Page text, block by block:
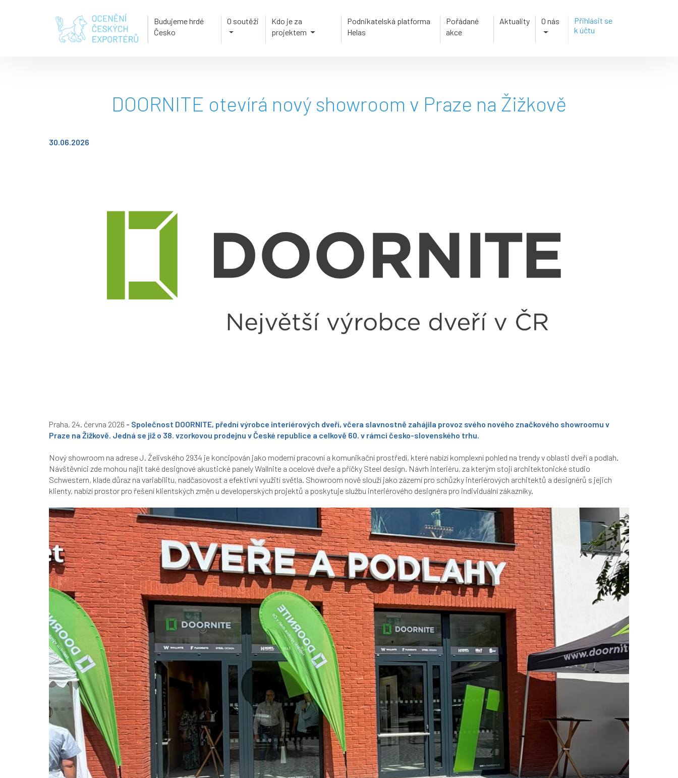
Budujeme hrdé
Česko
O soutěži
Kdo je za
projektem
Podnikatelská platforma
Helas
Pořádané
akce
Aktuality O nás
Přihlásit se
k účtu
DOORNITE otevírá nový showroom v Praze na Žižkově
30.06.2026
Praha, 24. června 2026 - Společnost DOORNITE, přední výrobce interiérových dveří, včera slavnostně zahájila provoz svého nového značkového showroomu v
Praze na Žižkově. Jedná se již o 38. vzorkovou prodejnu v České republice a celkově 60. v rámci česko-slovenského trhu.
Nový showroom na adrese J. Želivského 2934 je koncipován jako moderní pracovní a komunikační prostředí, které nabízí komplexní pohled na trendy v oblasti dveří a podlah.
Návštěvníci zde mohou najít také designové akustické panely Wallnite a ocelové dveře a příčky Steel design. Návrh interiéru, za kterým stojí architektonické studio
Schwestern, klade důraz na variabilitu, nadčasovost a efektivní využití světla. Showroom nově slouží jako zázemí pro schůzky interiérových architektů a designérů s jejich
klienty, nabízí prostor pro řešení klientských změn u developerských projektů a poskytuje službu interiérového designéra pro individuální zákazníky.